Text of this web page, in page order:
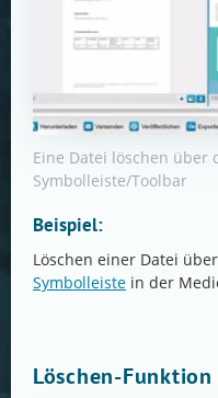
Eine Datei löschen über
Symbolleiste/Toolbar
Beispiel:
Löschen einer Datei
Symbolleiste in der
Löschen-